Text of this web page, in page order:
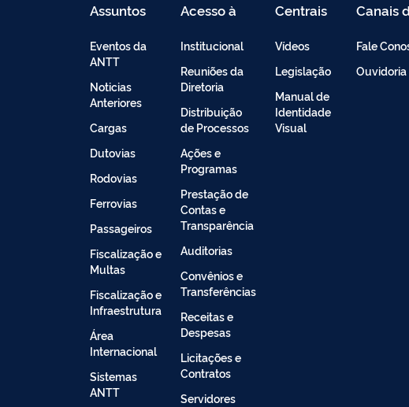
Assuntos
Eventos da
ANTT
Noticias
Anteriores
Cargas
Dutovias
Rodovias
Ferrovias
Passageiros
Fiscalização e
Multas
Fiscalização e
Infraestrutura
Área
Internacional
Sistemas
ANTT
Acesso à
Institucional
Reuniões da
Diretoria
Distribuição
de Processos
Ações e
Programas
Prestação de
Contas e
Transparência
Auditorias
Convênios e
Transferências
Receitas e
Despesas
Licitações e
Contratos
Servidores
Centrais
Vídeos
Legislação
Manual de
Identidade
Visual
Canais
Fale
Ouvidoria